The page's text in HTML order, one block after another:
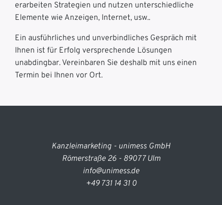
erarbeiten Strategien und nutzen unterschiedliche
Elemente wie Anzeigen, Internet, usw..
Ein ausführliches und unverbindliches Gespräch mit
Ihnen ist für Erfolg versprechende Lösungen
unabdingbar. Vereinbaren Sie deshalb mit uns einen
Termin bei Ihnen vor Ort.
Kanzleimarketing - unimess GmbH
Römerstraße 26 - 89077 Ulm
info@unimess.de
+49 731 14 31 0